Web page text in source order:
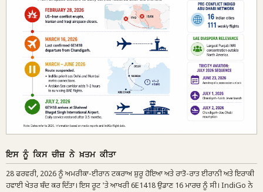
ਇਸ ਨੂੰ ਕਿਸ ਚੀਜ਼ ਨੇ ਖ਼ਤਮ ਕੀਤਾ
28 ਫਰਵਰੀ, 2026 ਨੂੰ ਅਮਰੀਕਾ-ਈਰਾਨ ਟਕਰਾਅ ਸ਼ੁਰੂ ਹੋਇਆ ਅਤੇ ਰਾਤੋ-ਰਾਤ ਈਰਾਨੀ ਅਤੇ ਇਰਾਕੀ
ਹਵਾਈ ਖੇਤਰ ਬੰਦ ਕਰ ਦਿੱਤਾ। ਇਸ ਰੂਟ 'ਤੇ ਆਖਰੀ 6E1418 ਉਡਾਣ 16 ਮਾਰਚ ਨੂੰ ਸੀ। IndiGo ਨੇ